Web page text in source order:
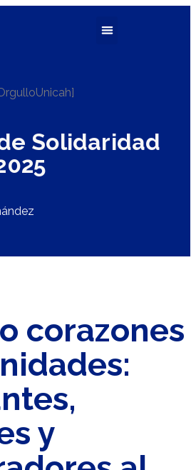
Solidaridad
corazones
y